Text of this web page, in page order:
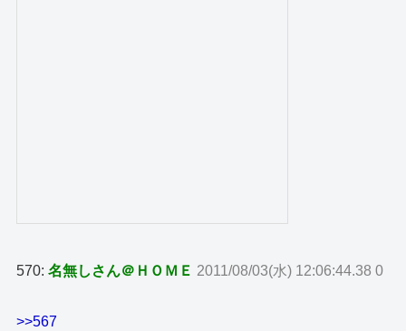
570:名無しさん＠ＨＯＭＥ 2011/08/03(水) 12:06:44.38 0
>>567